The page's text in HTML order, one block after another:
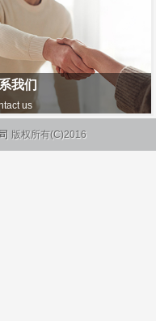
我们
us
版权所有(C)2016